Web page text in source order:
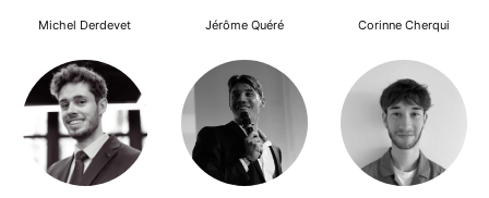
Michel Derdevet Jérôme Quéré Corinne Cherqui